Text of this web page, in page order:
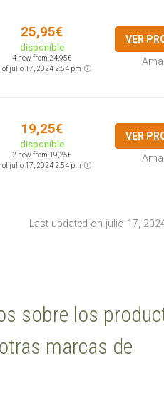
25,95€
disponible
4 new from 24,95€
of julio 17, 2024 2:54 pm
VER
19,25€
disponible
2 new from 19,25€
of julio 17, 2024 2:54 pm
VER
Last updated on julio 17,
sobre los
marcas de